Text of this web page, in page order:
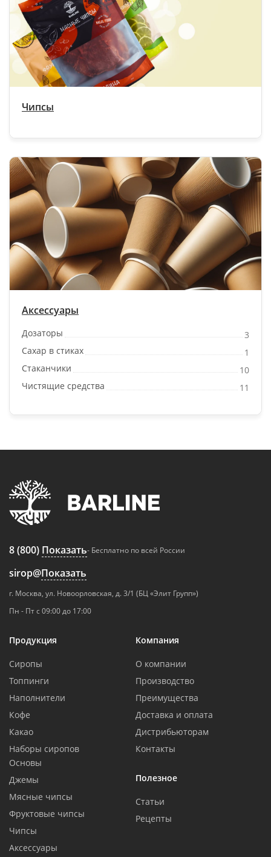
Чипсы
Аксессуары
Дозаторы
3
Сахар в стиках
1
Стаканчики
10
Чистящие средства
11
8 (800) Показать- Бесплатно по всей России
sirop@Показать
г. Москва, ул. Новоорловская, д. 3/1 (БЦ «Элит Групп»)
Пн - Пт с 09:00 до 17:00
Продукция
Сиропы
Топпинги
Наполнители
Кофе
Какао
Наборы сиропов
Основы
Джемы
Мясные чипсы
Фруктовые чипсы
Чипсы
Аксессуары
Компания
О компании
Производство
Преимущества
Доставка и оплата
Дистрибьюторам
Контакты
Полезное
Статьи
Рецепты